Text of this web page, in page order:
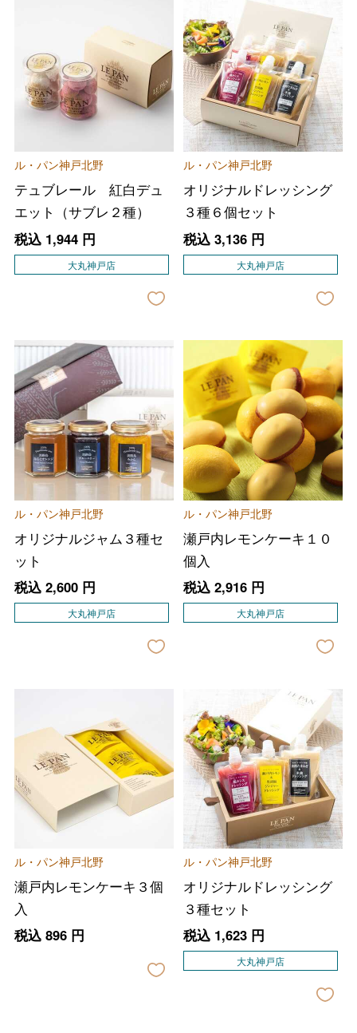
ル・パン神戸北野
テュブレール 紅白デュ
エット（サブレ２種）
税込 1,944円
大丸神戸店
ル・パン神戸北野
オリジナルドレッシング
３種６個セット
税込 3,136円
大丸神戸店
ル・パン神戸北野
オリジナルジャム３種セ
ット
税込 2,600円
大丸神戸店
ル・パン神戸北野
瀬戸内レモンケーキ１０
個入
税込 2,916円
大丸神戸店
ル・パン神戸北野
瀬戸内レモンケーキ３個
入
税込 896円
ル・パン神戸北野
オリジナルドレッシング
３種セット
税込 1,623円
大丸神戸店